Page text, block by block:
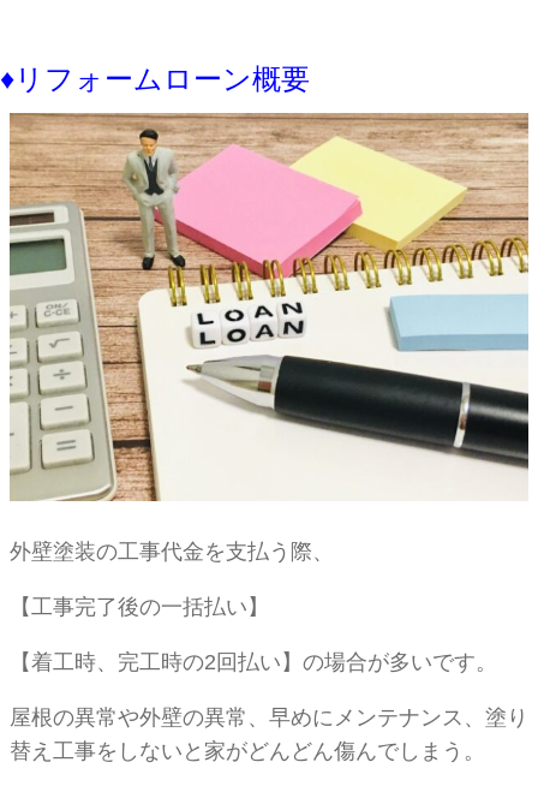
♦︎リフォームローン概要
外壁塗装の工事代金を支払う際、
【工事完了後の一括払い】
【着工時、完工時の2回払い】の場合が多いです。
屋根の異常や外壁の異常、早めにメンテナンス、塗り
替え工事をしないと家がどんどん傷んでしまう。